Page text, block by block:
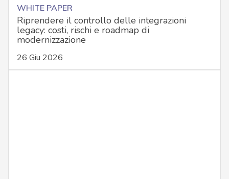
WHITE PAPER
Riprendere il controllo delle integrazioni
legacy: costi, rischi e roadmap di
modernizzazione
26 Giu 2026